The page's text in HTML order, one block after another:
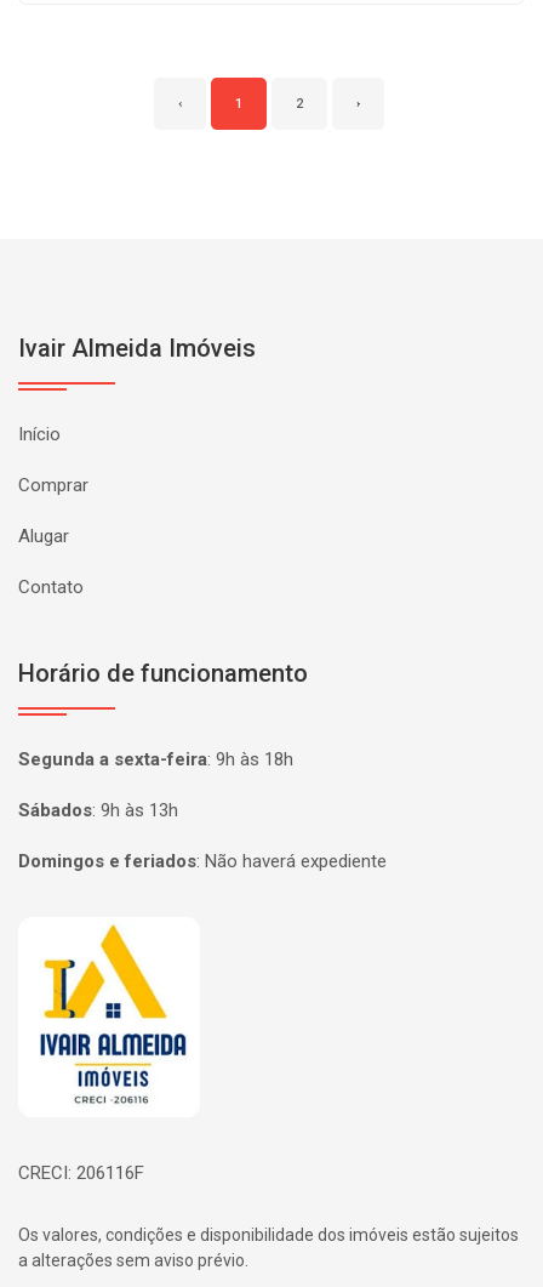
‹ 1 2 ›
Ivair Almeida Imóveis
Início
Comprar
Alugar
Contato
Horário de funcionamento
Segunda a sexta-feira: 9h às 18h
Sábados: 9h às 13h
Domingos e feriados: Não haverá expediente
Página inicial
CRECI: 206116F
Os valores, condições e disponibilidade dos imóveis estão sujeitos
a alterações sem aviso prévio.